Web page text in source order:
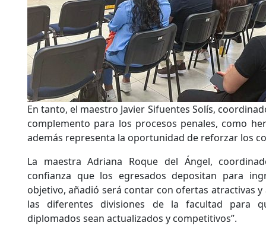
En tanto, el maestro Javier Sifuentes Solís,
complemento para los procesos penales, como
además representa la oportunidad de reforzar los
La maestra Adriana Roque del Ángel,
confianza que los egresados depositan para
objetivo, añadió será contar con ofertas atractivas y
las diferentes divisiones de la facultad para
diplomados sean actualizados y competitivos”.